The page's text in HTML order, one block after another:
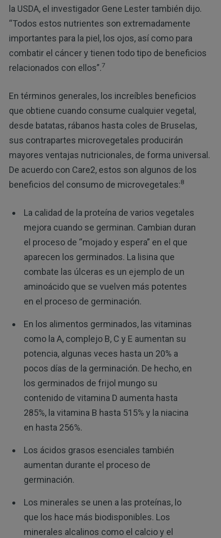
la USDA, el investigador Gene Lester también dijo.
“Todos estos nutrientes son extremadamente
importantes para la piel, los ojos, así como para
combatir el cáncer y tienen todo tipo de beneficios
relacionados con ellos”.7
En términos generales, los increíbles beneficios
que obtiene cuando consume cualquier vegetal,
desde batatas, rábanos hasta coles de Bruselas,
sus contrapartes microvegetales producirán
mayores ventajas nutricionales, de forma universal.
De acuerdo con Care2, estos son algunos de los
beneficios del consumo de microvegetales:8
La calidad de la proteína de varios vegetales
mejora cuando se germinan. Cambian duran
el proceso de “mojado y espera” en el que
aparecen los germinados. La lisina que
combate las úlceras es un ejemplo de un
aminoácido que se vuelven más potentes
en el proceso de germinación.
En los alimentos germinados, las vitaminas
como la A, complejo B, C y E aumentan su
potencia, algunas veces hasta un 20% a
pocos días de la germinación. De hecho, en
los germinados de frijol mungo su
contenido de vitamina D aumenta hasta
285%, la vitamina B hasta 515% y la niacina
en hasta 256%.
Los ácidos grasos esenciales también
aumentan durante el proceso de
germinación.
Los minerales se unen a las proteínas, lo
que los hace más biodisponibles. Los
minerales alcalinos como el calcio y el